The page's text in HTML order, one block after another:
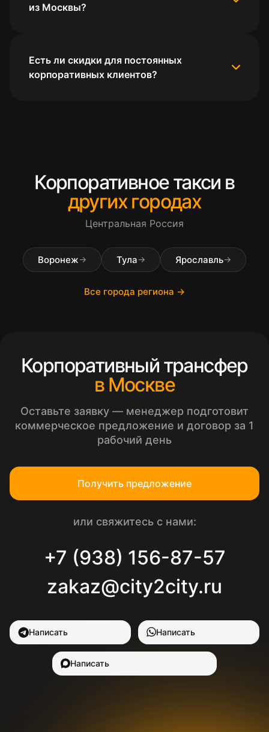
из Москвы?
Есть ли скидки для постоянных
корпоративных клиентов?
Корпоративное такси в
других городах
Центральная Россия
Воронеж→ Тула→ Ярославль→
Все города региона →
Корпоративный трансфер
в Москве
Оставьте заявку — менеджер подготовит
коммерческое предложение и договор за 1
рабочий день
Получить предложение
или свяжитесь с нами:
+7 (938) 156-87-57
zakaz@city2city.ru
Написать Написать
Написать